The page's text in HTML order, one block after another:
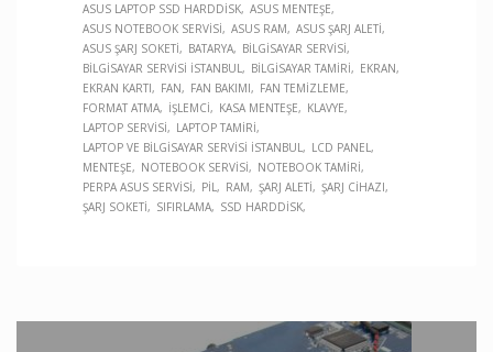
ASUS LAPTOP SSD HARDDISK ASUS MENTEŞE
ASUS NOTEBOOK SERVISI
ASUS RAM
ASUS ŞARJ ALETI
ASUS ŞARJ SOKETI
BATARYA
BILGISAYAR SERVISI
BILGISAYAR SERVISI İSTANBUL
BILGISAYAR TAMIRI
EKRAN
EKRAN KARTI
FAN FAN BAKIMI
FAN TEMIZLEME
FORMAT ATMA
İŞLEMCI KASA MENTEŞE
KLAVYE
LAPTOP SERVISI
LAPTOP TAMIRI
LAPTOP VE BILGISAYAR SERVISI İSTANBUL
LCD PANEL
MENTEŞE
NOTEBOOK SERVISI
NOTEBOOK TAMIRI
PERPA ASUS SERVISI
PIL RAM ŞARJ ALETI
ŞARJ CIHAZI
ŞARJ SOKETI
SIFIRLAMA SSD HARDDISK